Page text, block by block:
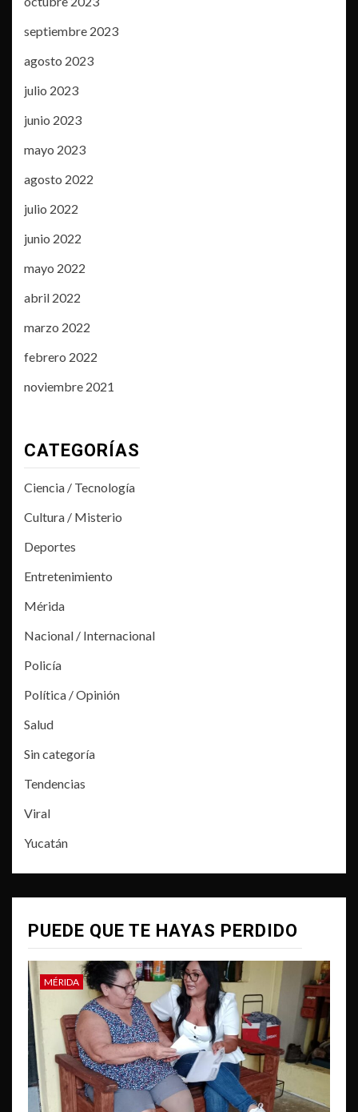
septiembre 2023
agosto 2023
julio 2023
junio 2023
mayo 2023
agosto 2022
julio 2022
junio 2022
mayo 2022
abril 2022
marzo 2022
febrero 2022
noviembre 2021
CATEGORÍAS
Ciencia / Tecnología
Cultura / Misterio
Deportes
Entretenimiento
Mérida
Nacional / Internacional
Policía
Política / Opinión
Salud
Sin categoría
Tendencias
Viral
Yucatán
PUEDE QUE TE HAYAS PERDIDO
MÉRIDA